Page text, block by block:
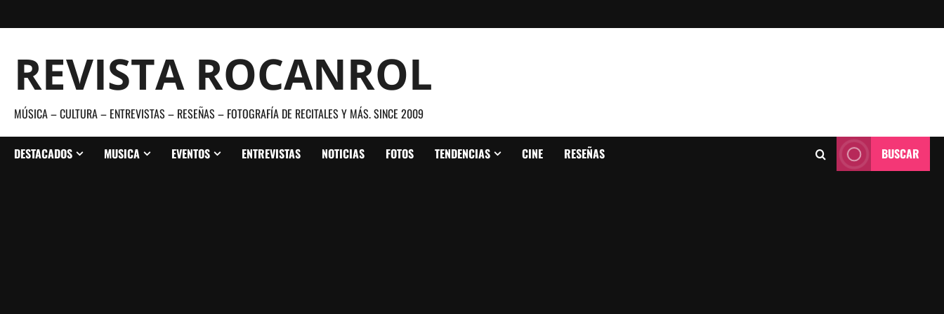
al
REVISTA ROCANROL
MÚSICA – CULTURA – ENTREVISTAS – RESEÑAS – FOTOGRAFÍA DE RECITALES Y MÁS. SINCE 2009
DESTACADOS MUSICA EVENTOS ENTREVISTAS NOTICIAS FOTOS TENDENCIAS CINE RESEÑAS BUSCAR